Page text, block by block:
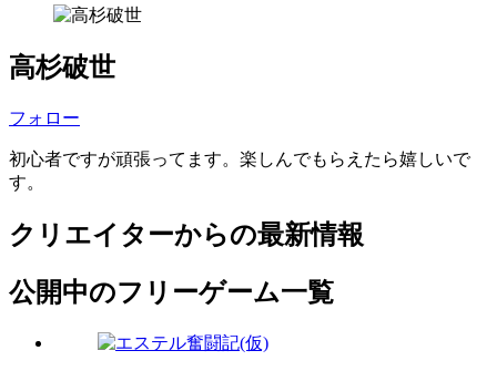
高杉破世
フォロー
初心者ですが頑張ってます。楽しんでもらえたら嬉しいで
す。
クリエイターからの最新情報
公開中のフリーゲーム一覧